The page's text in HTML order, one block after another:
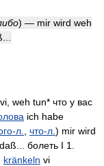
) — mir wird weh
vi, weh tun* что у вас
ich habe
л. что-л. ) mir wird
болеть I 1.
kränkeln vi